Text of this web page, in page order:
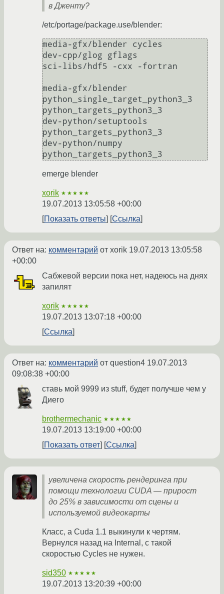
в Дженту?
/etc/portage/package.use/blender:
media-gfx/blender cycles
dev-cpp/glog gflags
sci-libs/hdf5 -cxx -fortran
media-gfx/blender
python_single_target_python3_3
python_targets_python3_3
dev-python/setuptools
python_targets_python3_3
dev-python/numpy
emerge blender
xorik ★★★★★
19.07.2013 13:05:58 +00:00
Показать ответы
Ссылка
Ответ на: комментарий от xorik 19.07.2013 13:05:58
+00:00
Сабжевой версии пока нет, надеюсь на днях
запилят
xorik ★★★★★
19.07.2013 13:07:18 +00:00
Ссылка
Ответ на: комментарий от question4 19.07.2013
09:08:38 +00:00
ставь мой 9999 из stuff, будет получше чем у
Диего
brothermechanic ★★★★★
19.07.2013 13:19:00 +00:00
Показать ответ
Ссылка
увеличена скорость рендеринга при
помощи технологии CUDA — прирост
до 25% в зависимости от сцены и
используемой видеокарты
Класс, а Cuda 1.1 выкинули к чертям.
Вернулся назад на Internal, с такой
скоростью Cycles не нужен.
sid350 ★★★★★
19.07.2013 13:20:39 +00:00